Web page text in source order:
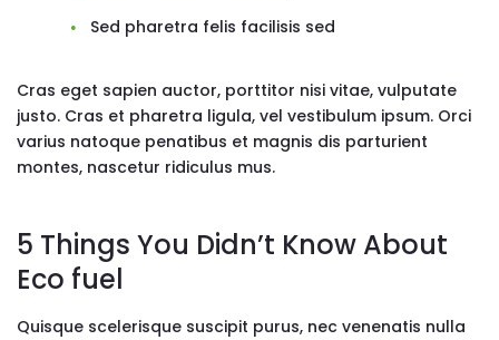
Sed pharetra felis facilisis sed
Cras eget sapien auctor, porttitor nisi vitae, vulputate
justo. Cras et pharetra ligula, vel vestibulum ipsum. Orci
varius natoque penatibus et magnis dis parturient
montes, nascetur ridiculus mus.
5 Things You Didn’t Know About
Eco fuel
Quisque scelerisque suscipit purus, nec venenatis nulla